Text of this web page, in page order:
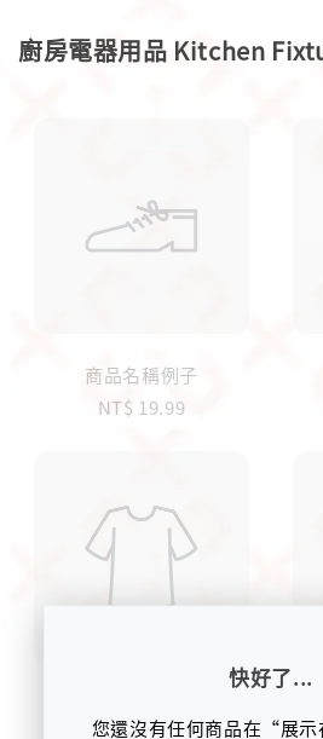
廚房電器用品 Kitchen
商品名稱例子
NT$ 19.99
快好了...
您還沒有任何商品在“展